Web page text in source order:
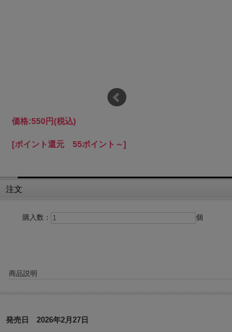
価格:550円(税込)
[ポイント還元 55ポイント～]
注文
購入数： 個
商品説明
発売日 2026年2月27日